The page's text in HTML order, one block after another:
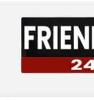
content